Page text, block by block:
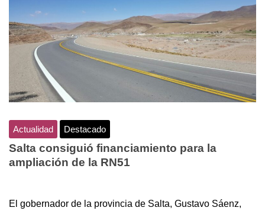
Actualidad Destacado
Salta consiguió financiamiento para la
ampliación de la RN51
El gobernador de la provincia de Salta, Gustavo Sáenz,